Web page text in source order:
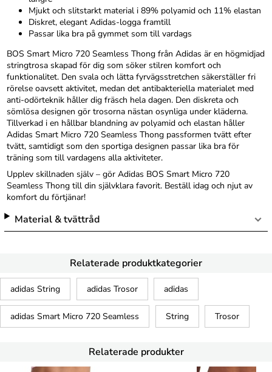
Mjukt och slitstarkt material i 89% polyamid och 11% elastan
Diskret, elegant Adidas-logga framtill
Passar lika bra på gymmet som till vardags
BOS Smart Micro 720 Seamless Thong från Adidas är en högmidjad
stringtrosa skapad för dig som söker stilren komfort och
funktionalitet. Den svala och lätta fyrvägsstretchen säkerställer fri
rörelse oavsett aktivitet, medan det antibakteriella materialet med
anti-odörteknik håller dig fräsch hela dagen. Den diskreta och
sömlösa designen gör trosorna nästan osynliga under kläderna.
Tillverkad i en hållbar blandning av polyamid och elastan håller
Adidas Smart Micro 720 Seamless Thong passformen tvätt efter
tvätt, samtidigt som den sportiga designen passar lika bra för
träning som till vardagens alla aktiviteter.
Upplev skillnaden själv – gör Adidas BOS Smart Micro 720
Seamless Thong till din självklara favorit. Beställ idag och njut av
komfort du förtjänar!
Material & tvättråd
Relaterade produktkategorier
adidas String adidas Trosor adidas
adidas Smart Micro 720 Seamless String Trosor
Relaterade produkter